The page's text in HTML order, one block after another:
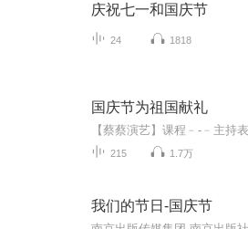
庆祝七一和国庆节
24 1818
国庆节为祖国献礼
215 1.7万
我们的节日-国庆节